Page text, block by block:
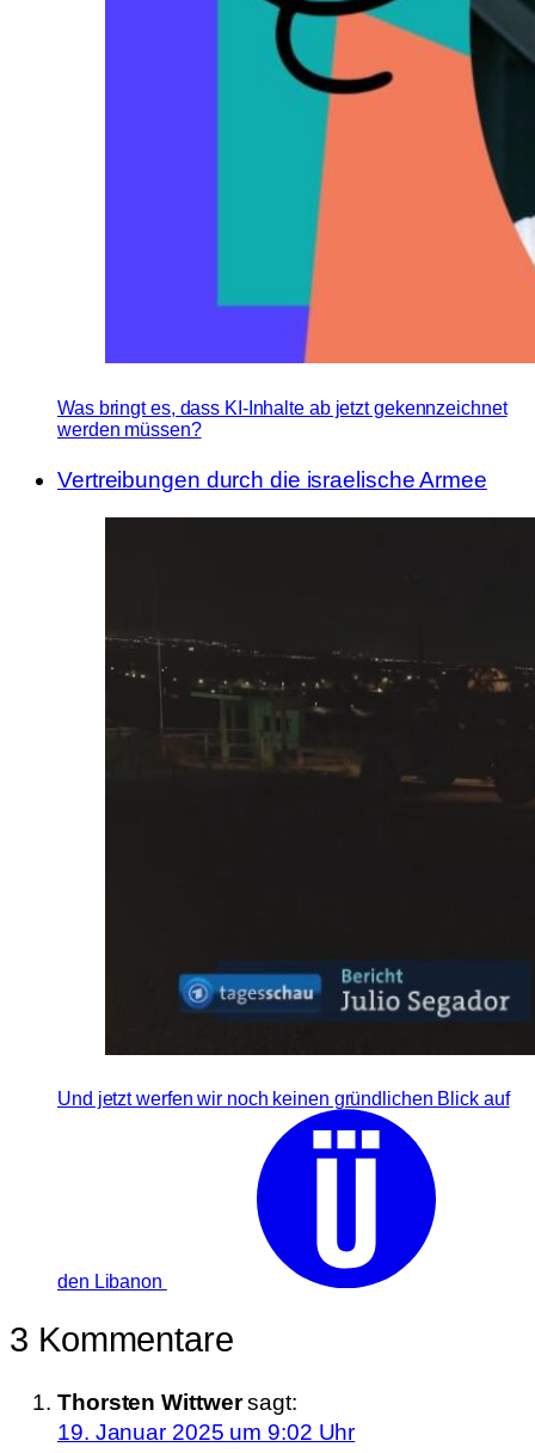
Was bringt es, dass KI-Inhalte ab jetzt gekennzeichnet
werden müssen?
Vertreibungen durch die israelische Armee
Und jetzt werfen wir noch keinen gründlichen Blick auf
den Libanon
3 Kommentare
Thorsten Wittwer sagt:
19. Januar 2025 um 9:02 Uhr